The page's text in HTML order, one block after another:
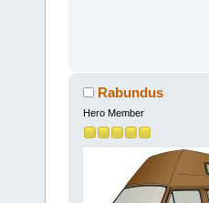
Rabundus
Hero Member